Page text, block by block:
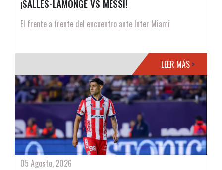
¡SALLES-LAMONGE VS MESSI!
El frente a frente del encuentro ante Inter Miami
LEER MÁS >
05 Agosto, 2026